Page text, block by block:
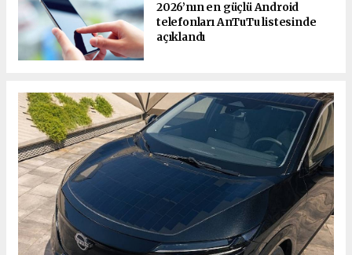
2026’nın en güçlü Android
telefonları AnTuTu listesinde
açıklandı